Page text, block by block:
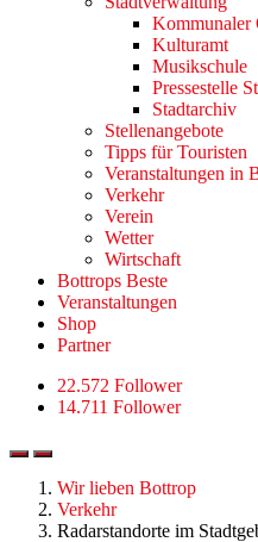
Kommunaler
Kulturamt
Musikschule
Pressestelle
Stadtarchiv
Stellenangebote
Tipps für Touristen
Veranstaltungen in
Verkehr
Verein
Wetter
Wirtschaft
Bottrops Beste
Veranstaltungen
Shop
Partner
22.572 Follower
14.711 Follower
Wir lieben Bottrop
Verkehr
Radarstandorte im